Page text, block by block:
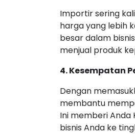
Importir sering
harga yang lebih
besar dalam
menjual produk
4. Kesempatan
Dengan
membantu
Ini memberi
bisnis Anda ke